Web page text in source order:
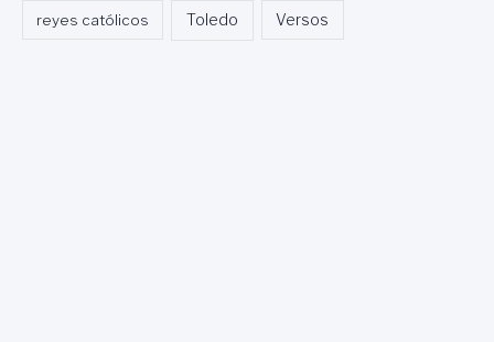
reyes católicos Toledo Versos